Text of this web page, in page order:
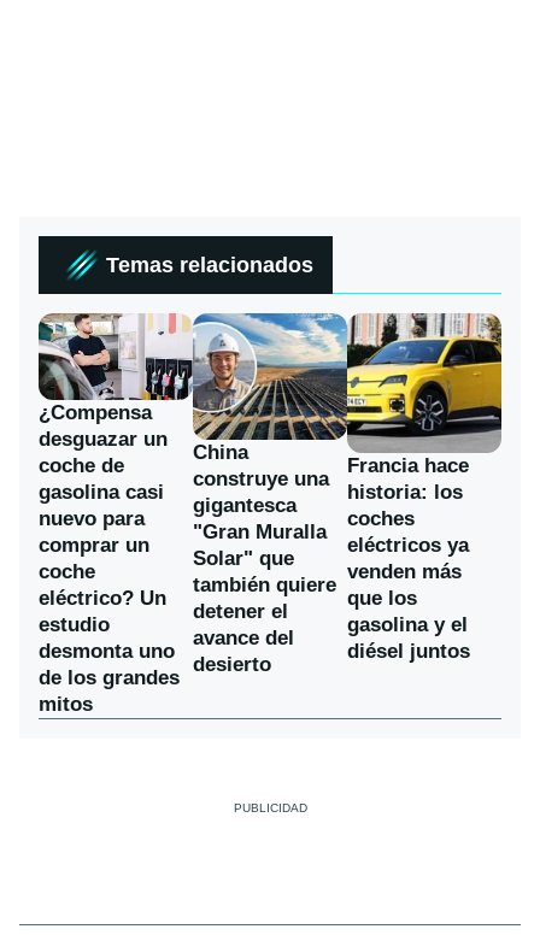
Temas relacionados
¿Compensa
desguazar un
coche de
gasolina casi
nuevo para
comprar un
coche
eléctrico? Un
estudio
desmonta uno
de los grandes
mitos
China
construye una
gigantesca
"Gran Muralla
Solar" que
también quiere
detener el
avance del
desierto
Francia hace
historia: los
coches
eléctricos ya
venden más
que los
gasolina y el
diésel juntos